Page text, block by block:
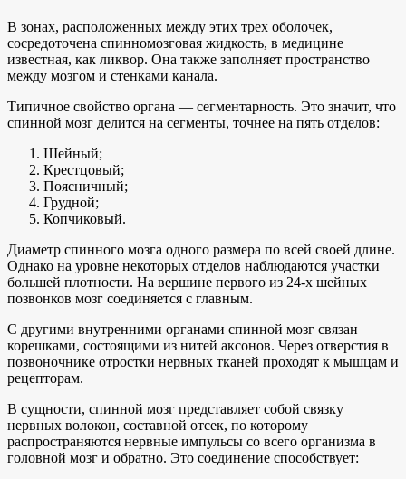
В зонах, расположенных между этих трех оболочек,
сосредоточена спинномозговая жидкость, в медицине
известная, как ликвор. Она также заполняет пространство
между мозгом и стенками канала.
Типичное свойство органа — сегментарность. Это значит, что
спинной мозг делится на сегменты, точнее на пять отделов:
Шейный;
Крестцовый;
Поясничный;
Грудной;
Копчиковый.
Диаметр спинного мозга одного размера по всей своей длине.
Однако на уровне некоторых отделов наблюдаются участки
большей плотности. На вершине первого из 24-х шейных
позвонков мозг соединяется с главным.
С другими внутренними органами спинной мозг связан
корешками, состоящими из нитей аксонов. Через отверстия в
позвоночнике отростки нервных тканей проходят к мышцам и
рецепторам.
В сущности, спинной мозг представляет собой связку
нервных волокон, составной отсек, по которому
распространяются нервные импульсы со всего организма в
головной мозг и обратно. Это соединение способствует: